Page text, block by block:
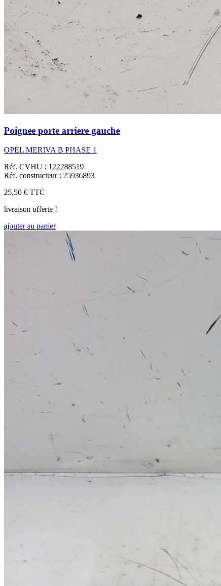
Poignee porte arriere gauche
OPEL MERIVA B PHASE 1
Réf. CVHU : 122288519
Réf. constructeur : 25936893
25,50 € TTC
livraison offerte !
ajouter au panier